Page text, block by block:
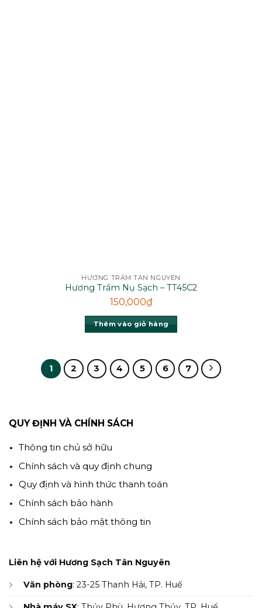
HƯƠNG TRẦM TÂN NGUYÊN
Hương Trầm Nụ Sạch – TT45C2
150,000₫
Thêm vào giỏ hàng
1 2 3 4 5 6 7
QUY ĐỊNH VÀ CHÍNH SÁCH
Thông tin chủ sở hữu
Chính sách và quy định chung
Quy định và hình thức thanh toán
Chính sách bảo hành
Chính sách bảo mật thông tin
Liên hệ với Hương Sạch Tân Nguyên
Văn phòng: 23-25 Thanh Hải, TP. Huế